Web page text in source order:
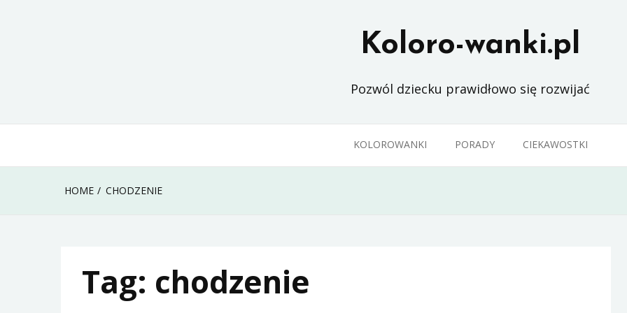
Koloro-wanki.pl
Pozwól dziecku prawidłowo się rozwijać
KOLOROWANKI PORADY CIEKAWOSTKI
HOME CHODZENIE
Tag: chodzenie